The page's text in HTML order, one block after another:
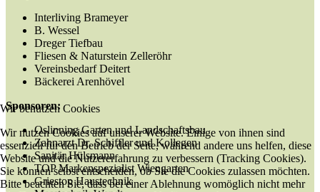
Interliving Brameyer
B. Wessel
Dreger Tiefbau
Fliesen & Naturstein Zelleröhr
Vereinsbedarf Deitert
Bäckerei Arenhövel
Sponsoren:
Oslinning Garten und Landschaftsbau
Zahnarzt Dr. Schiffler und Kollegen
Sanitär Hülsmann
TOP Markenspezialist Wiengarten
Griestop Haustechnik
Wir benutzen Cookies
Wir nutzen Cookies auf unserer Website. Einige von ihnen sind
essenziell für den Betrieb der Seite, während andere uns helfen, diese
Website und die Nutzererfahrung zu verbessern (Tracking Cookies).
Sie können selbst entscheiden, ob Sie die Cookies zulassen möchten.
Bitte beachten Sie, dass bei einer Ablehnung womöglich nicht mehr